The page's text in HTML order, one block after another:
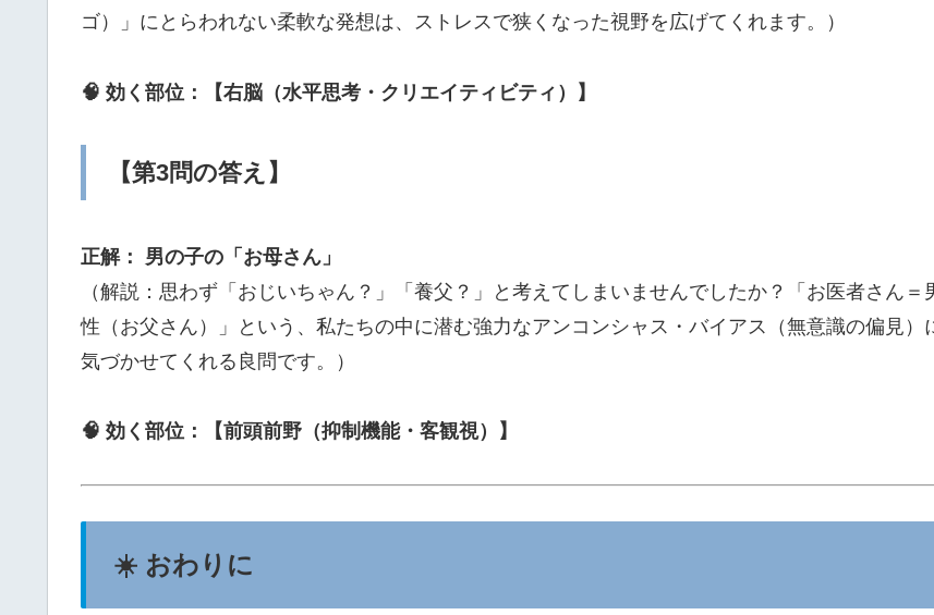
ゴ）」にとらわれない柔軟な発想は、ストレスで狭くなった視野を広げてくれます。）
🧠 効く部位：【右脳（水平思考・クリエイティビティ）】
【第3問の答え】
正解： 男の子の「お母さん」
（解説：思わず「おじいちゃん？」「養父？」と考えてしまいませんでしたか？「お医者さん＝
性（お父さん）」という、私たちの中に潜む強力なアンコンシャス・バイアス（無意識の偏見）
気づかせてくれる良問です。）
🧠 効く部位：【前頭前野（抑制機能・客観視）】
☀️ おわりに